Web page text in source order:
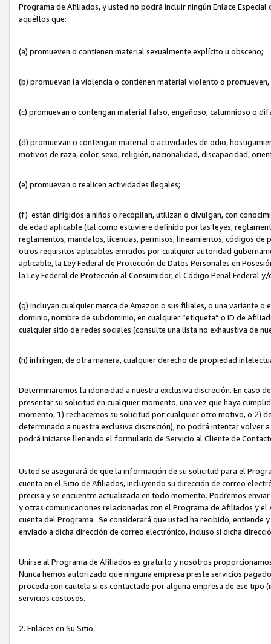
Programa de Afiliados, y usted no podrá incluir ningún Enlace
aquéllos que:
(a) promueven o contienen material sexualmente explícito u obsceno;
(b) promuevan la violencia o contienen material violento o
(c) promuevan o contengan material falso, engañoso, calumnioso o
(d) promuevan o contengan material o actividades de odio,
motivos de raza, color, sexo, religión, nacionalidad, discapacidad,
(e) promuevan o realicen actividades ilegales;
(f) están dirigidos a niños o recopilan, utilizan o divulgan, con
de edad aplicable (tal como estuviere definido por las leyes,
reglamentos, mandatos, licencias, permisos, lineamientos, códigos
otros requisitos aplicables emitidos por cualquier autoridad
aplicable, la Ley Federal de Protección de Datos Personales en
la Ley Federal de Protección al Consumidor, el Código Penal Federal
(g) incluyan cualquier marca de Amazon o sus filiales, o una variante
dominio, nombre de subdominio, en cualquier “etiqueta” o ID de
cualquier sitio de redes sociales (consulte una lista no exhaustiva de
(h) infringen, de otra manera, cualquier derecho de propiedad
Determinaremos la idoneidad a nuestra exclusiva discreción. En caso
presentar su solicitud en cualquier momento, una vez que haya
momento, 1) rechacemos su solicitud por cualquier otro motivo, o 2)
determinado a nuestra exclusiva discreción), no podrá intentar volver
podrá iniciarse llenando el formulario de Servicio al Cliente de
Usted se asegurará de que la información de su solicitud para el
cuenta en el Sitio de Afiliados, incluyendo su dirección de correo
precisa y se encuentre actualizada en todo momento. Podremos
y otras comunicaciones relacionadas con el Programa de Afiliados y
cuenta del Programa. Se considerará que usted ha recibido, entiende
enviado a dicha dirección de correo electrónico, incluso si dicha
Unirse al Programa de Afiliados es gratuito y nosotros
Nunca hemos autorizado que ninguna empresa preste servicios
proceda con cautela si es contactado por alguna empresa de ese
servicios costosos.
2. Enlaces en Su Sitio